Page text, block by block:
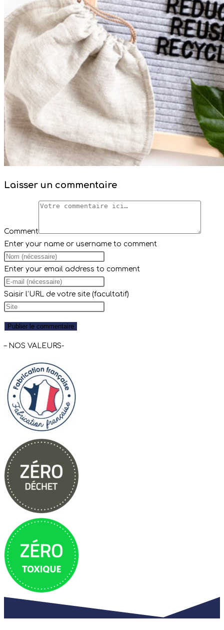
Laisser un commentaire
Comment
Enter your name or username to comment
Enter your email address to comment
Saisir l’URL de votre site (facultatif)
– NOS VALEURS-